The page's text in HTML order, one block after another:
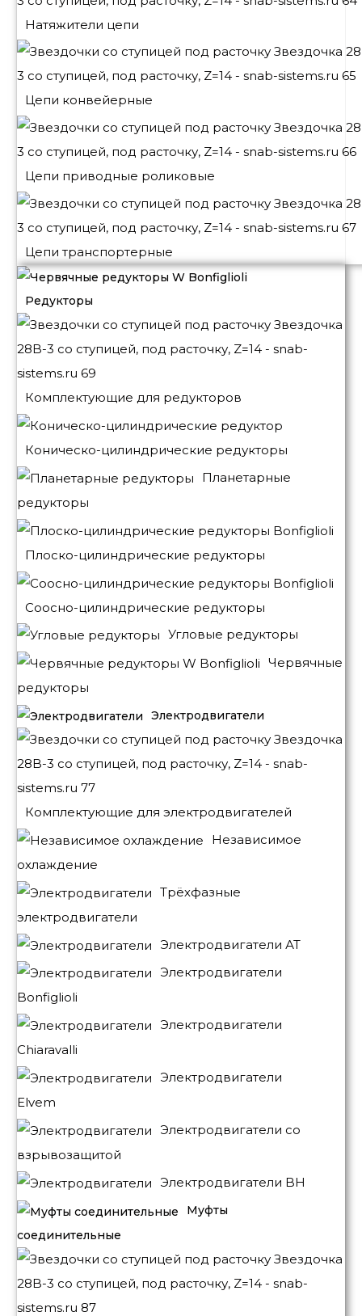
Натяжители цепи
Цепи конвейерные
Цепи приводные роликовые
Цепи транспортерные
Редукторы
Комплектующие для редукторов
Коническо-цилиндрические редукторы
Планетарные
редукторы
Плоско-цилиндрические редукторы
Соосно-цилиндрические редукторы
Угловые редукторы
Червячные
редукторы
Электродвигатели
Комплектующие для электродвигателей
Независимое
охлаждение
Трёхфазные
электродвигатели
Электродвигатели АТ
Электродвигатели
Bonfiglioli
Электродвигатели
Chiaravalli
Электродвигатели
Elvem
Электродвигатели со
взрывозащитой
Электродвигатели BH
Муфты
соединительные